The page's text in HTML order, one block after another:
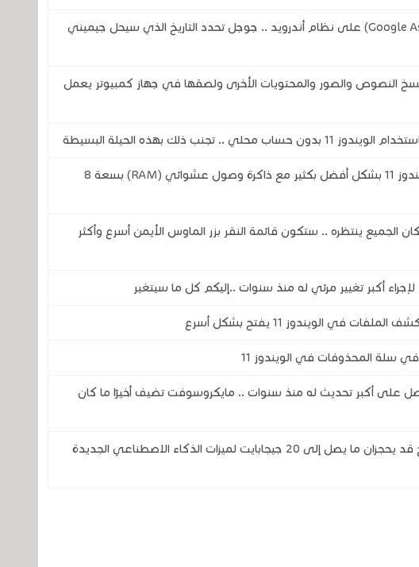
وداعاً لمساعد جوجل ( Google Assistant) على نظام أندرويد .. جوجل تحدد التاريخ الذي سيحل جيميني
النصوص والصور والمحتويات الأخرى ولصقها في جهاز كمبيوتر يعمل
تجنب ذلك بهذه الحيلة البسيطة
مايكروسوفت تريد أن يعمل الويندوز 11 بشكل أفضل بكثير مع ذاكرة وصول عشوائي (RAM) بسعة 8
الذي كان الجميع ينتظره .. ستكون قائمة النقر بزر الماوس الأيمن أسرع وأكثر
في الويندوز 11 يفتح بشكل أسرع
سلة المحذوفات في الويندوز 11
البحث في الويندوز 11 يحصل على أكبر تحديث له منذ سنوات .. مايكروسوفت تضيف أخيرًا ما كان
ويندوز 11 .. متصفحا كروم وإيدج قد يحجزان ما يصل إلى 20 جيجابايت لميزات الذكاء الاصطناعي الجديدة